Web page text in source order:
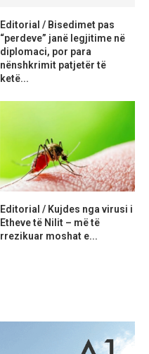
Editorial / Bisedimet pas
“perdeve” janë legjitime në
diplomaci, por para
nënshkrimit patjetër të
ketë...
Editorial / Kujdes nga virusi i
Etheve të Nilit – më të
rrezikuar moshat e...